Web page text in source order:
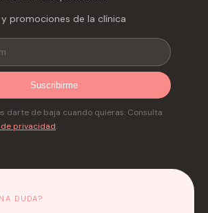
promociones de la clínica
Suscribirme
darte de baja cuando quieras. Consulta
privacidad.
DUDA?